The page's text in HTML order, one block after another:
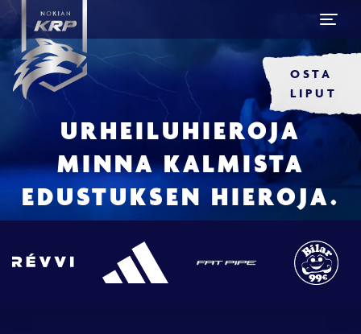
OSTA
LIPUT
URHEILUHIEROJA
MINNA KALMISTA
EDUSTUKSEN HIEROJA.